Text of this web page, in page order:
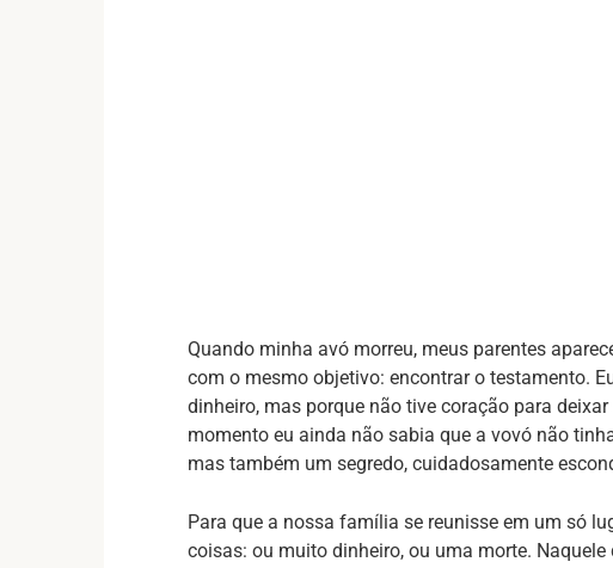
Quando minha avó morreu, meus parentes
com o mesmo objetivo: encontrar o testamento.
dinheiro, mas porque não tive coração para
momento eu ainda não sabia que a vovó não
mas também um segredo, cuidadosamente
Para que a nossa família se reunisse em um só
coisas: ou muito dinheiro, ou uma morte.